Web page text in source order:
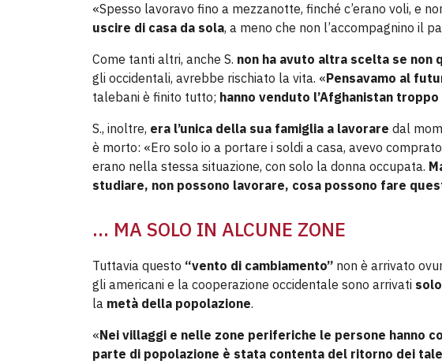
«Spesso lavoravo fino a mezzanotte, finché c’erano voli, e
uscire di casa da sola, a meno che non l’accompagnino il
Come tanti altri, anche S. non ha avuto altra scelta se non
gli occidentali, avrebbe rischiato la vita. «Pensavamo al
talebani è finito tutto; hanno venduto l’Afghanistan
S., inoltre, era l’unica della sua famiglia a lavorare dal
è morto: «Ero solo io a portare i soldi a casa, avevo
erano nella stessa situazione, con solo la donna occupata.
studiare, non possono lavorare, cosa possono fare
… MA SOLO IN ALCUNE ZONE
Tuttavia questo “vento di cambiamento” non è arrivato
gli americani e la cooperazione occidentale sono arrivati
la metà della popolazione.
«Nei villaggi e nelle zone periferiche le persone hanno
parte di popolazione è stata contenta del ritorno dei